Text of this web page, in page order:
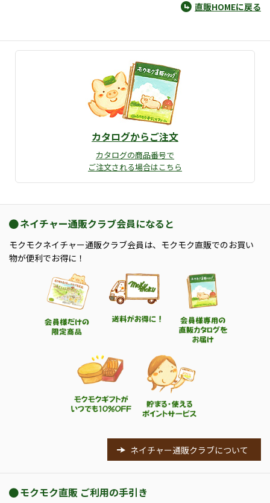
直販HOMEに戻る
カタログからご注文
カタログの商品番号で
ご注文される場合はこちら
ネイチャー通販クラブ会員になると
モクモクネイチャー通販クラブ会員は、モクモク直販でのお買い
物が便利でお得に！
ネイチャー通販クラブについて
モクモク直販 ご利用の手引き